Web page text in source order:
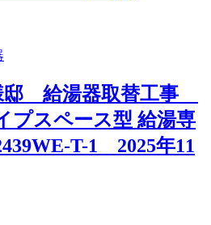
給湯器取替工事
プスペース型 給湯専
T-1 2025年11